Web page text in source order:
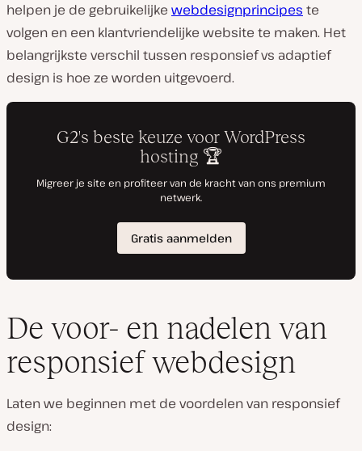
helpen je de gebruikelijke webdesignprincipes te
volgen en een klantvriendelijke website te maken. Het
belangrijkste verschil tussen responsief vs adaptief
design is hoe ze worden uitgevoerd.
De voor- en nadelen van
responsief webdesign
Laten we beginnen met de voordelen van responsief
design: